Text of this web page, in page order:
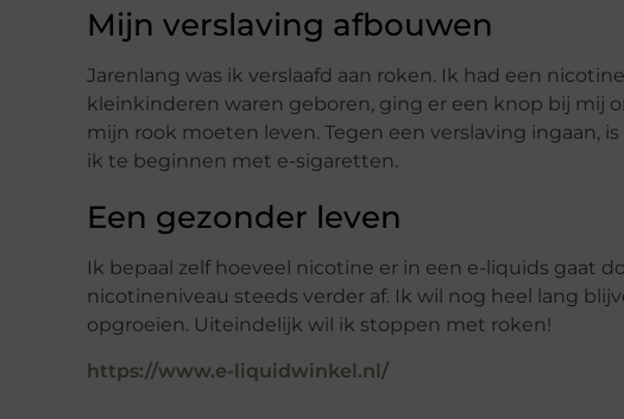
Mijn verslaving afbouwen
Jarenlang was ik verslaafd aan roken. Ik had een
kleinkinderen waren geboren, ging er een knop bij mij
mijn rook moeten leven. Tegen een verslaving ingaan,
ik te beginnen met e-sigaretten.
Een gezonder leven
Ik bepaal zelf hoeveel nicotine er in een e-liquids gaat
nicotineniveau steeds verder af. Ik wil nog heel lang
opgroeien. Uiteindelijk wil ik stoppen met roken!
https://www.e-liquidwinkel.nl/